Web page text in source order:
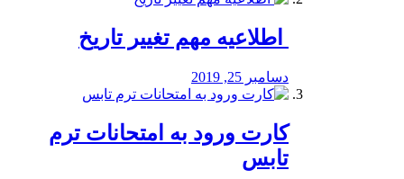
️ اطلاعیه مهم تغییر تاریخ
دسامبر 25, 2019
کارت ورود به امتحانات ترم
تابس